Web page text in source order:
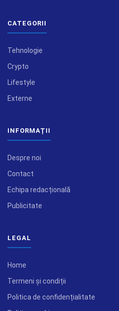
CATEGORII
Tehnologie
Crypto
Lifestyle
Externe
INFORMAȚII
Despre noi
Contact
Echipa redacțională
Publicitate
LEGAL
Home
Termeni și condiții
Politica de confidențialitate